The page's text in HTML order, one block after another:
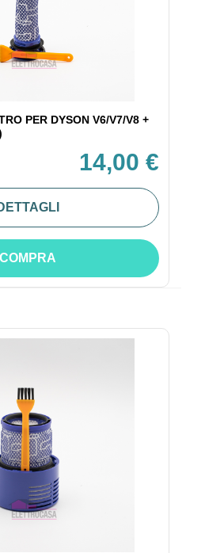
PER DYSON V6/V7/V8 +
14,00 €
COMPRA